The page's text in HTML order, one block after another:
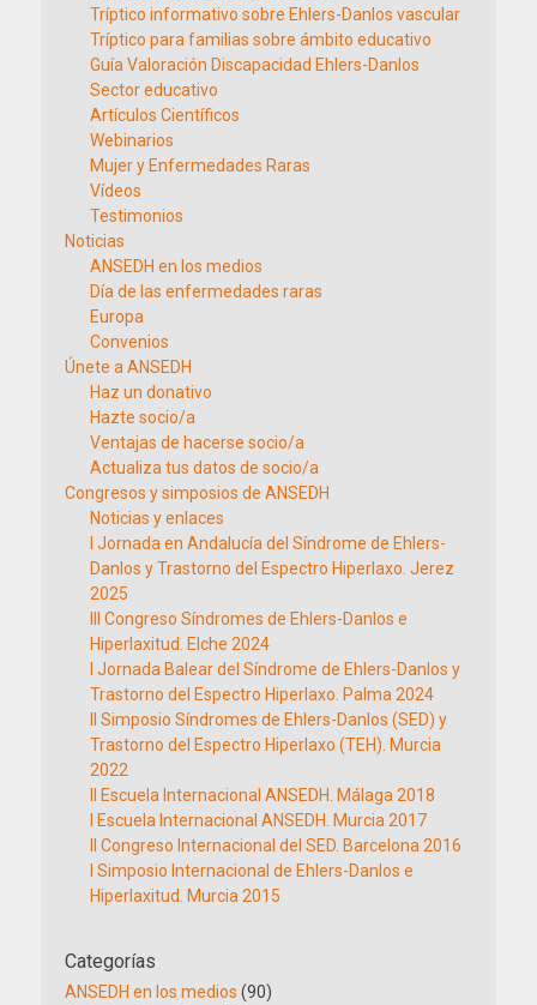
Tríptico informativo sobre Ehlers-Danlos vascular
Tríptico para familias sobre ámbito educativo
Guía Valoración Discapacidad Ehlers-Danlos
Sector educativo
Artículos Científicos
Webinarios
Mujer y Enfermedades Raras
Vídeos
Testimonios
Noticias
ANSEDH en los medios
Día de las enfermedades raras
Europa
Convenios
Únete a ANSEDH
Haz un donativo
Hazte socio/a
Ventajas de hacerse socio/a
Actualiza tus datos de socio/a
Congresos y simposios de ANSEDH
Noticias y enlaces
I Jornada en Andalucía del Síndrome de Ehlers-
Danlos y Trastorno del Espectro Hiperlaxo. Jerez
2025
III Congreso Síndromes de Ehlers-Danlos e
Hiperlaxitud. Elche 2024
I Jornada Balear del Síndrome de Ehlers-Danlos y
Trastorno del Espectro Hiperlaxo. Palma 2024
II Simposio Síndromes de Ehlers-Danlos (SED) y
Trastorno del Espectro Hiperlaxo (TEH). Murcia
2022
II Escuela Internacional ANSEDH. Málaga 2018
I Escuela Internacional ANSEDH. Murcia 2017
II Congreso Internacional del SED. Barcelona 2016
I Simposio Internacional de Ehlers-Danlos e
Hiperlaxitud. Murcia 2015
Categorías
ANSEDH en los medios (90)